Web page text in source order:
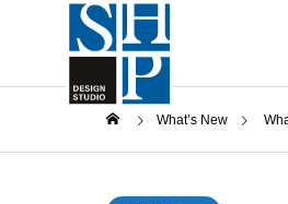
What’s New